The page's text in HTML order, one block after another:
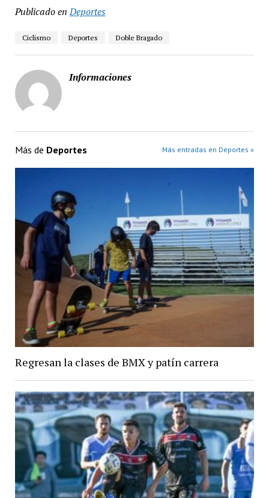
Publicado en Deportes
Ciclismo Deportes Doble Bragado
Informaciones
Más de Deportes Más entradas en Deportes »
Regresan la clases de BMX y patín carrera